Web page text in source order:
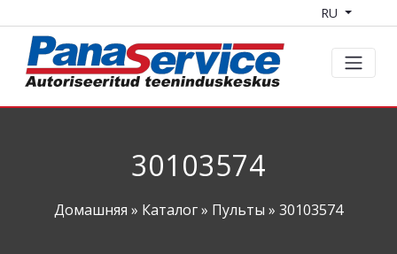
RU
30103574
Домашняя » Каталог» Пульты » 30103574